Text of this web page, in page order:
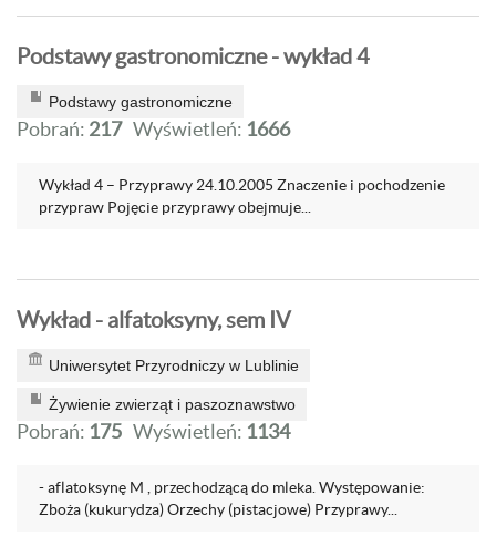
Podstawy gastronomiczne - wykład 4
Podstawy gastronomiczne
Pobrań: 217 Wyświetleń: 1666
Wykład 4 – Przyprawy 24.10.2005 Znaczenie i pochodzenie
przypraw Pojęcie przyprawy obejmuje...
Wykład - alfatoksyny, sem IV
Uniwersytet Przyrodniczy w Lublinie
Żywienie zwierząt i paszoznawstwo
Pobrań: 175 Wyświetleń: 1134
- aflatoksynę M , przechodzącą do mleka. Występowanie:
Zboża (kukurydza) Orzechy (pistacjowe) Przyprawy...